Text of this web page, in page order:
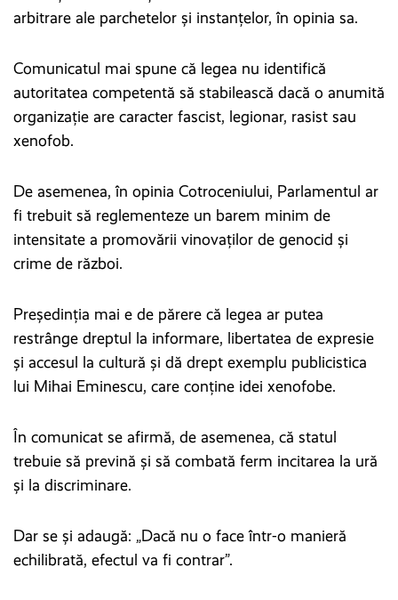
arbitrare ale parchetelor și instanțelor, în opinia sa.
Comunicatul mai spune că legea nu identifică
autoritatea competentă să stabilească dacă o anumită
organizație are caracter fascist, legionar, rasist sau
xenofob.
De asemenea, în opinia Cotroceniului, Parlamentul ar
fi trebuit să reglementeze un barem minim de
intensitate a promovării vinovaților de genocid și
crime de război.
Președinția mai e de părere că legea ar putea
restrânge dreptul la informare, libertatea de expresie
și accesul la cultură și dă drept exemplu publicistica
lui Mihai Eminescu, care conține idei xenofobe.
În comunicat se afirmă, de asemenea, că statul
trebuie să prevină și să combată ferm incitarea la ură
și la discriminare.
Dar se și adaugă: „Dacă nu o face într-o manieră
echilibrată, efectul va fi contrar”.